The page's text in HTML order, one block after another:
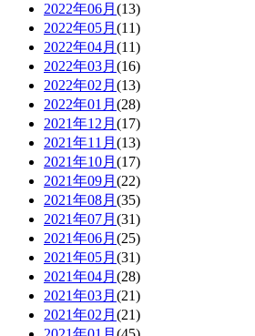
2022年06月 (13)
2022年05月 (11)
2022年04月 (11)
2022年03月 (16)
2022年02月 (13)
2022年01月 (28)
2021年12月 (17)
2021年11月 (13)
2021年10月 (17)
2021年09月 (22)
2021年08月 (35)
2021年07月 (31)
2021年06月 (25)
2021年05月 (31)
2021年04月 (28)
2021年03月 (21)
2021年02月 (21)